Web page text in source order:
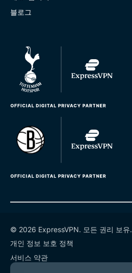
블로그
© 2026 ExpressVPN. 모든 권리 보유.
개인 정보 보호 정책
서비스 약관